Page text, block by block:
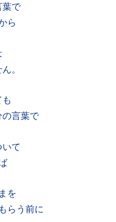
葉で
ら
。
の言葉で
て
を
らう前に